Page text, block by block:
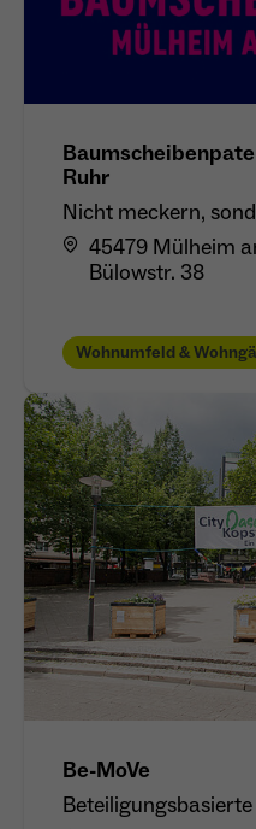
Ruhr
Nicht meckern,
45479 Mülheim
Bülowstr. 38
Wohnumfeld &
Be-MoVe